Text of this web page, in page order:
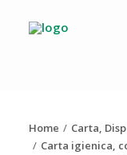
Home
Carta,
Carta igienica,